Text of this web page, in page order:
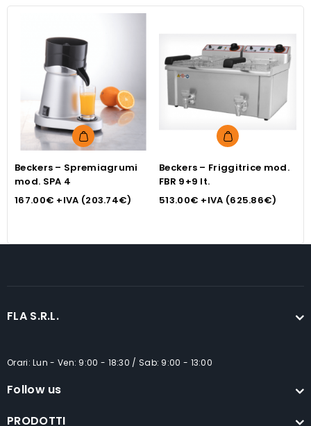
Beckers – Spremiagrumi
mod. SPA 4
167.00€ +IVA (203.74€)
Beckers – Friggitrice mod.
FBR 9+9 lt.
513.00€ +IVA (625.86€)
FLA S.R.L.
Orari: Lun - Ven: 9:00 - 18:30 / Sab: 9:00 - 13:00
Follow us
PRODOTTI